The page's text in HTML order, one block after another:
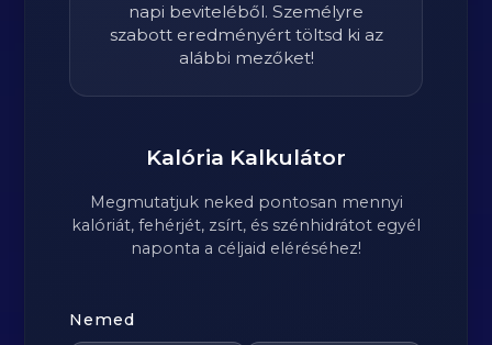
napi beviteléből. Személyre
szabott eredményért töltsd ki az
alábbi mezőket!
Kalória Kalkulátor
Megmutatjuk neked pontosan mennyi
kalóriát, fehérjét, zsírt, és szénhidrátot egyél
naponta a céljaid eléréséhez!
Nemed